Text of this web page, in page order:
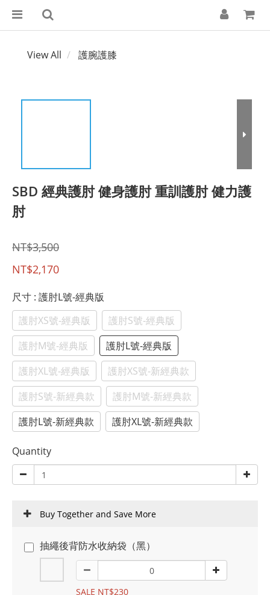
View All 護腕護膝
SBD 經典護肘 健身護肘 重訓護肘 健力護
肘
NT$3,500
NT$2,170
尺寸 : 護肘L號-經典版
護肘XS號-經典版
護肘S號-經典版
護肘M號-經典版
護肘L號-經典版
護肘XL號-經典版
護肘XS號-新經典款
護肘S號-新經典款
護肘M號-新經典款
護肘L號-新經典款
護肘XL號-新經典款
Quantity
Buy Together and Save More
抽繩後背防水收納袋（黑）
SALE NT$230